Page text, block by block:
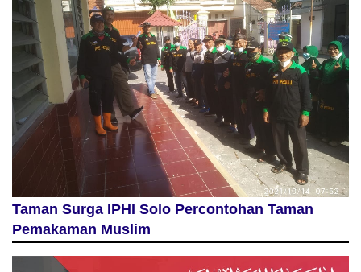
Taman Surga IPHI Solo Percontohan Taman
Pemakaman Muslim